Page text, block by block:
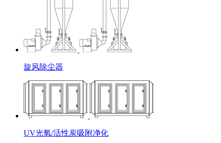
旋风除尘器
UV光氧/活性炭吸附净化